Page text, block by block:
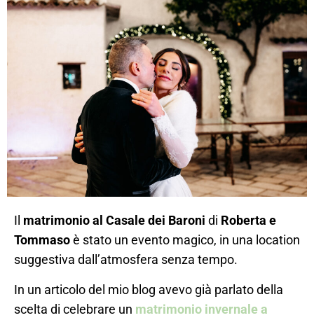
Il matrimonio al Casale dei Baroni di Roberta e
Tommasoè stato un evento magico, in una location
suggestiva dall’atmosfera senza tempo.
In un articolo del mio blog avevo già parlato della
scelta di celebrare un matrimonio invernale a